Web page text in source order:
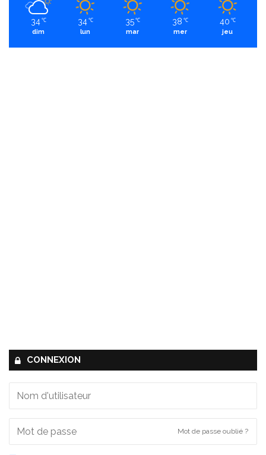
34 ℃
dim
34 ℃
lun
35 ℃
mar
38 ℃
mer
40 ℃
jeu
CONNEXION
Mot de passe oublié ?